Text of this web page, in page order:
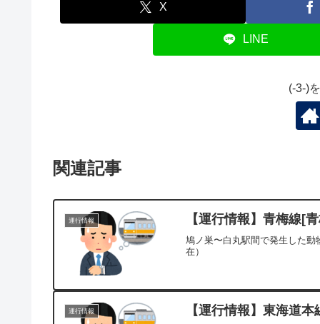
X
LINE
(-3-)
関連記事
運行情報 【運行情報】青梅線[
鳩ノ巣〜白丸駅間で発生した動
在）
運行情報 【運行情報】東海道